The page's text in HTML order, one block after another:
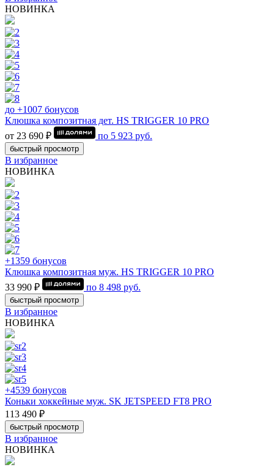
НОВИНКА
до +1007 бонусов
Клюшка композитная дет. HS TRIGGER 10 PRO
от 23 690 ₽
по 5 923 руб.
быстрый просмотр
В избранное
НОВИНКА
+1359 бонусов
Клюшка композитная муж. HS TRIGGER 10 PRO
33 990 ₽
по 8 498 руб.
быстрый просмотр
В избранное
НОВИНКА
+4539 бонусов
Коньки хоккейные муж. SK JETSPEED FT8 PRO
113 490 ₽
быстрый просмотр
В избранное
НОВИНКА